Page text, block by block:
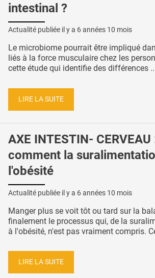
intestinal ?
Actualité publiée il y a 6 années 10 mois
Le microbiome pourrait être impliqué
liés à la force musculaire chez les
cette étude qui identifie des différences
LIRE LA SUITE
AXE INTESTIN-
comment la
l'obésité
Actualité publiée il y a 6 années 10 mois
Manger plus se voit tôt ou tard sur la
finalement le processus qui, de la
à l'obésité, n'est pas vraiment compris.
LIRE LA SUITE